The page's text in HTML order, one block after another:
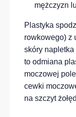
mężczyzn
Plastyka
rowkowego) z
skóry
to odmiana
moczowej
cewki
na szczyt